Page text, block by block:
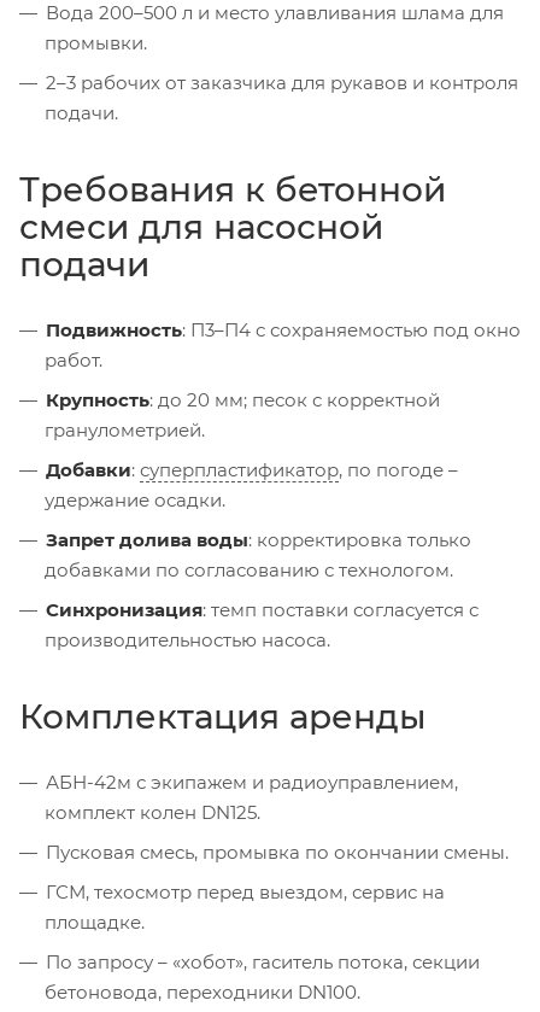
Вода 200–500 л и место улавливания шлама для
промывки.
2–3 рабочих от заказчика для рукавов и контроля
подачи.
Требования к бетонной
смеси для насосной
подачи
Подвижность: П3–П4 с сохраняемостью под окно
работ.
Крупность: до 20 мм; песок с корректной
гранулометрией.
Добавки: суперпластификатор, по погоде –
удержание осадки.
Запрет долива воды: корректировка только
добавками по согласованию с технологом.
Синхронизация: темп поставки согласуется с
производительностью насоса.
Комплектация аренды
АБН-42м с экипажем и радиоуправлением,
комплект колен DN125.
Пусковая смесь, промывка по окончании смены.
ГСМ, техосмотр перед выездом, сервис на
площадке.
По запросу – «хобот», гаситель потока, секции
бетоновода, переходники DN100.